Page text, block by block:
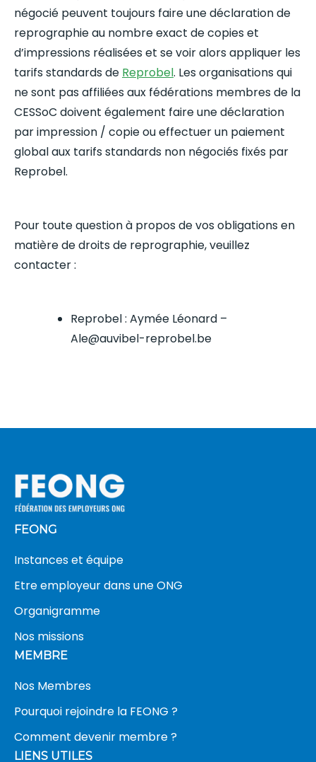
négocié peuvent toujours faire une déclaration de
reprographie au nombre exact de copies et
d’impressions réalisées et se voir alors appliquer les
tarifs standards de Reprobel. Les organisations qui
ne sont pas affiliées aux fédérations membres de la
CESSoC doivent également faire une déclaration
par impression / copie ou effectuer un paiement
global aux tarifs standards non négociés fixés par
Reprobel.
Pour toute question à propos de vos obligations en
matière de droits de reprographie, veuillez
contacter :
Reprobel : Aymée Léonard –
Ale@auvibel-reprobel.be
FEONG
Instances et équipe
Etre employeur dans une ONG
Organigramme
Nos missions
MEMBRE
Nos Membres
Pourquoi rejoindre la FEONG ?
Comment devenir membre ?
LIENS UTILES